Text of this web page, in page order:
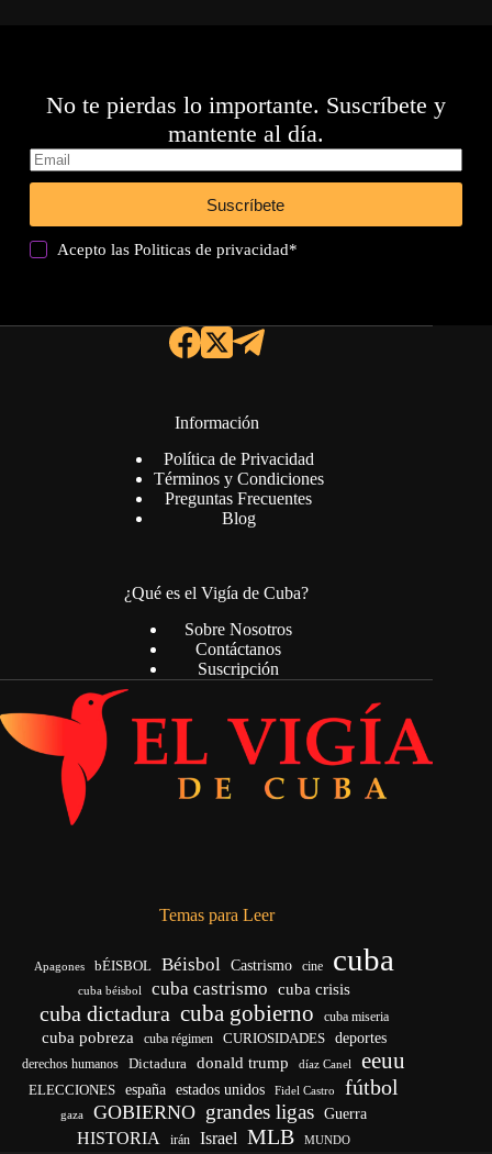
No te pierdas lo importante. Suscríbete y
mantente al día.
Suscríbete
Acepto lasPoliticas de privacidad*
Información
Política de Privacidad
Términos y Condiciones
Preguntas Frecuentes
Blog
¿Qué es el Vigía de Cuba?
Sobre Nosotros
Contáctanos
Suscripción
Temas para Leer
Apagones bÉISBOL Béisbol Castrismo cine cuba
cuba béisbol cuba castrismo cuba crisis
cuba dictadura cuba gobierno cuba miseria
cuba pobreza cuba régimen CURIOSIDADES deportes
derechos humanos Dictadura donald trump díaz Canel eeuu
ELECCIONES españa estados unidos Fidel Castro fútbol
gaza GOBIERNO grandes ligas Guerra
HISTORIA irán Israel MLB MUNDO